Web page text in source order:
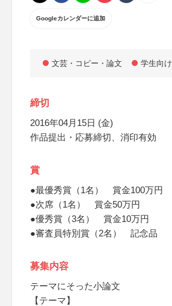
Googleカレンダーに追加
文芸・コピー・論文 学生向け
締切
2016年04月15日 (金)
作品提出・応募締切、消印有効
賞
●最優秀賞（1名） 賞金100万円
●次席（1名） 賞金50万円
●優秀賞（3名） 賞金10万円
●審査員特別賞（2名） 記念品
募集内容
テーマにそった小論文
【テーマ】